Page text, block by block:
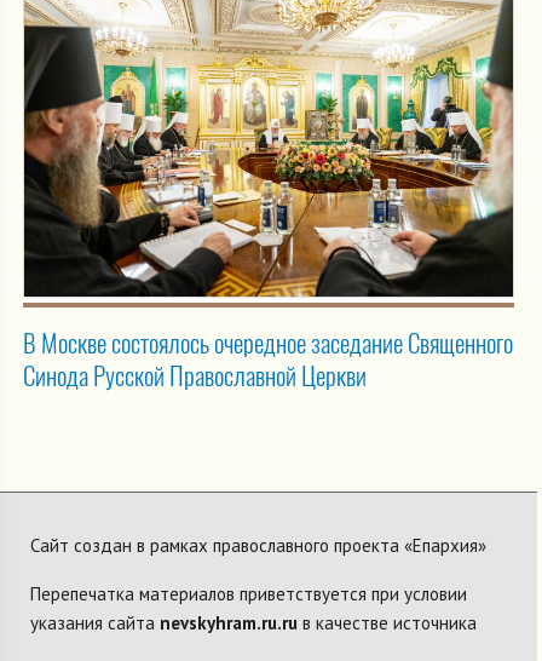
В Москве состоялось очередное заседание Священного
Синода Русской Православной Церкви
Сайт создан в рамках православного проекта «Епархия»
Перепечатка материалов приветствуется при условии
указания сайта nevskyhram.ru.ru в качестве источника